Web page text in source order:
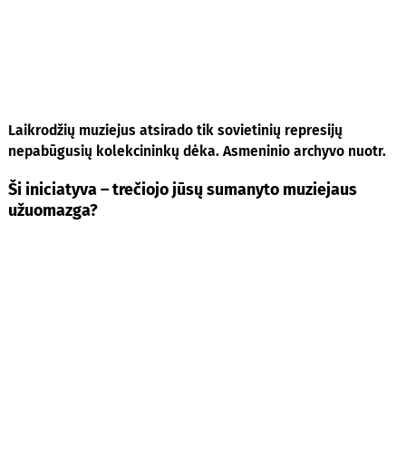
Laikrodžių muziejus atsirado tik sovietinių represijų
nepabūgusių kolekcininkų dėka. Asmeninio archyvo nuotr.
Ši iniciatyva – trečiojo jūsų sumanyto muziejaus
užuomazga?